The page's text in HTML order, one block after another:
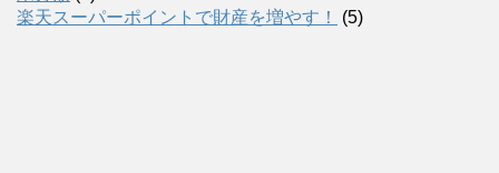
楽天スーパーポイントで財産を増やす！
(5)